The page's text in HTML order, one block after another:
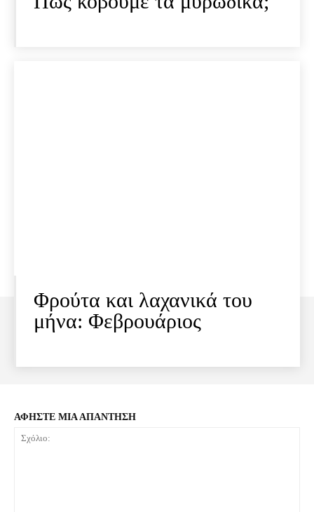
Φρούτα και λαχανικά του
μήνα: Φεβρουάριος
ΑΦΗΣΤΕ ΜΙΑ ΑΠΑΝΤΗΣΗ